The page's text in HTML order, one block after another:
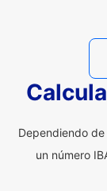
Dependiendo
un número